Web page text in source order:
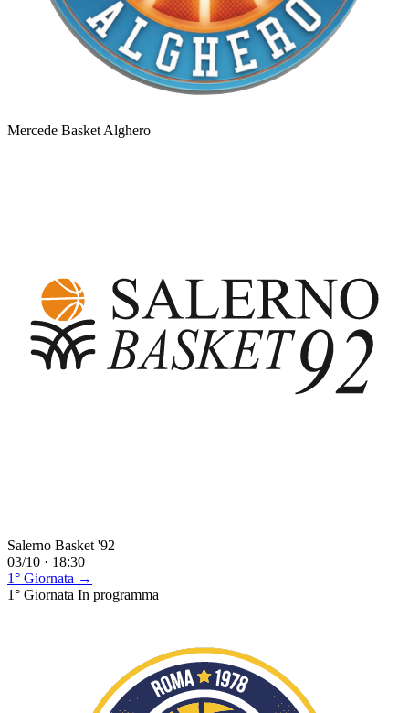
Mercede Basket Alghero
Salerno Basket '92
03/10 · 18:30
1° Giornata →
1° Giornata In programma